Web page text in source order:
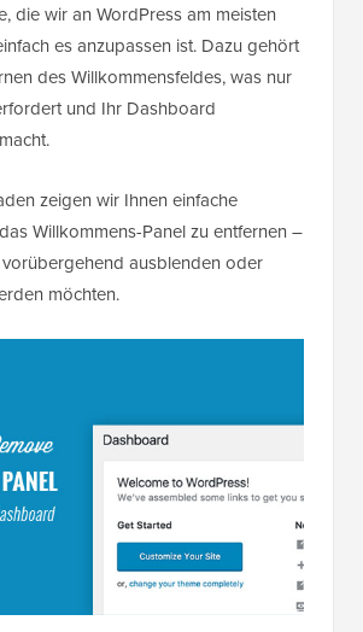
die wir an WordPress am meisten
es anzupassen ist. Dazu gehört
des Willkommensfeldes, was nur
und Ihr Dashboard
zeigen wir Ihnen einfache
Willkommens-Panel zu entfernen –
ausblenden oder
möchten.